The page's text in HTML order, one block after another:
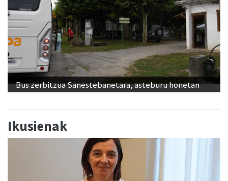
Bus zerbitzua Sanestebanetara, asteburu honetan
Ikusienak